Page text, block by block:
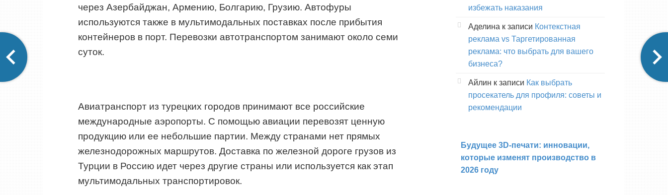
через Азербайджан, Армению, Болгарию, Грузию. Автофуры
используются также в мультимодальных поставках после прибытия
контейнеров в порт. Перевозки автотранспортом занимают около семи
суток.
Авиатранспорт из турецких городов принимают все российские
международные аэропорты. С помощью авиации перевозят ценную
продукцию или ее небольшие партии. Между странами нет прямых
железнодорожных маршрутов. Доставка по железной дороге грузов из
Турции в Россию идет через другие страны или используется как этап
мультимодальных транспортировок.
избежать наказания
Аделина к записи Контекстная
реклама vs Таргетированная
реклама: что выбрать для вашего
бизнеса?
Айлин к записи Как выбрать
просекатель для профиля: советы и
рекомендации
Будущее 3D-печати: инновации,
которые изменят производство в
2026 году